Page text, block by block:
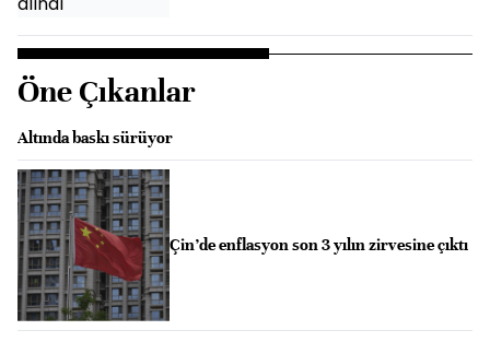
Öne Çıkanlar
Altında baskı sürüyor
Çin’de enflasyon son 3 yılın zirvesine çıktı